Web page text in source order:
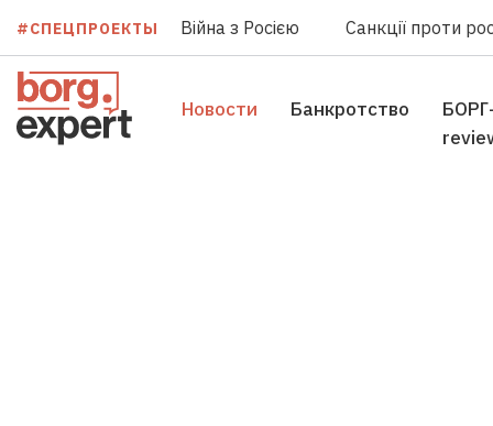
#СПЕЦПРОЕКТЫ Війна з Росією Санкції проти
Новости Банкротство